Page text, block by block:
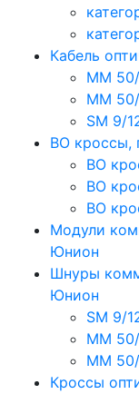
Кабель
MM
MM
SM 9/
ВО кроссы,
ВО
ВО
ВО
Модули
Юнион
Шнуры
Юнион
SM 9/
MM
MM
Кроссы